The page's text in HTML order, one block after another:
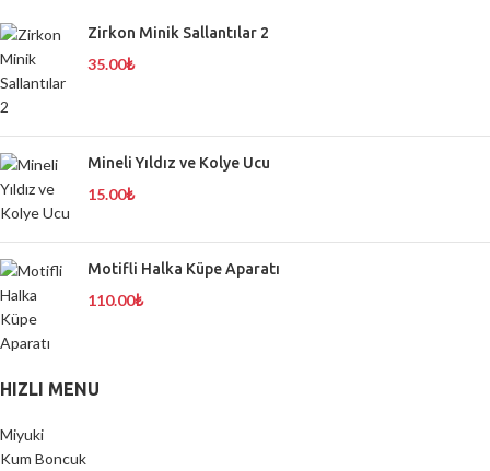
Zirkon Minik Sallantılar 2
35.00₺
Mineli Yıldız ve Kolye Ucu
15.00₺
Motifli Halka Küpe Aparatı
110.00₺
HIZLI MENU
Miyuki
Kum Boncuk